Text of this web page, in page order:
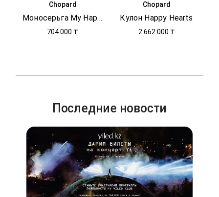
Chopard
Моносерьга My Happy Hearts
704 000 ₸
Chopard
Кулон Happy Hearts
2 662 000 ₸
Последние новости